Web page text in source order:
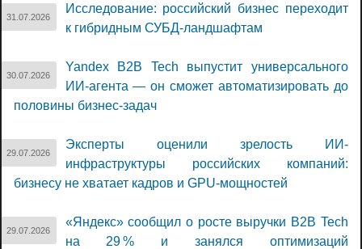
31.07.2026
Исследование: российский бизнес переходит
к гибридным СУБД-ландшафтам
30.07.2026
Yandex B2B Tech выпустит универсального
ИИ-агента — он сможет автоматизировать до
половины бизнес-задач
29.07.2026
Эксперты оценили зрелость ИИ-
инфраструктуры российских компаний:
бизнесу не хватает кадров и GPU-мощностей
29.07.2026
«Яндекс» сообщил о росте выручки B2B Tech
на 29 % и занялся оптимизаций